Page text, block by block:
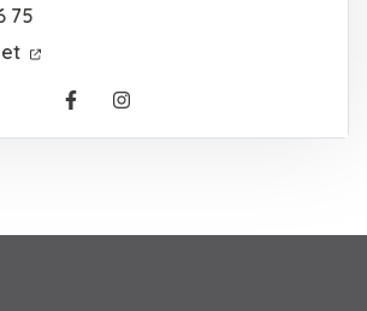
75
FacebookInstagram